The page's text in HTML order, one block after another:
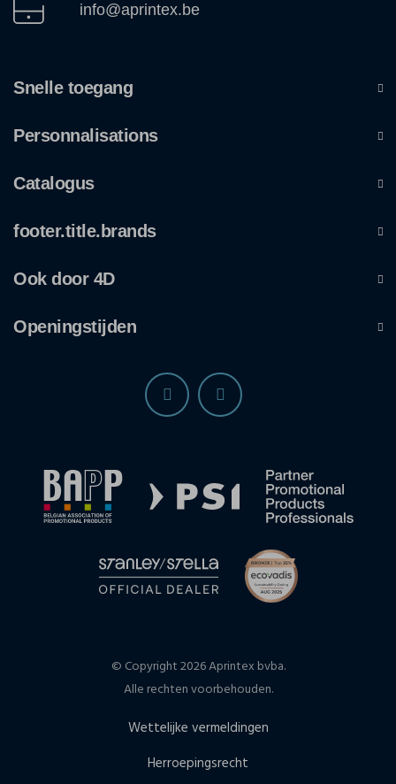
info@aprintex.be
Snelle toegang
Personnalisations
Catalogus
footer.title.brands
Ook door 4D
Openingstijden
© Copyright 2026 Aprintex bvba.
Alle rechten voorbehouden.
Wettelijke vermeldingen
Herroepingsrecht